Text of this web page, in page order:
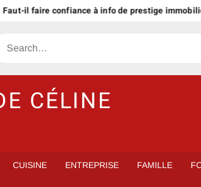
confiance à info de prestige immobilier
CÉLINE
CUISINE ENTREPRISE FAMILLE